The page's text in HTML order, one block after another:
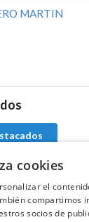
MARTIN
el equipo de
cookies
el
compartimos
socios de